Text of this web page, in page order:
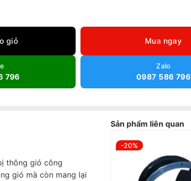
4T số lượng
giỏ Mua ngay
796
Zalo
0987 586 796
thông gió công
gió mà còn mang lại
Sản phẩm liên quan
-20%